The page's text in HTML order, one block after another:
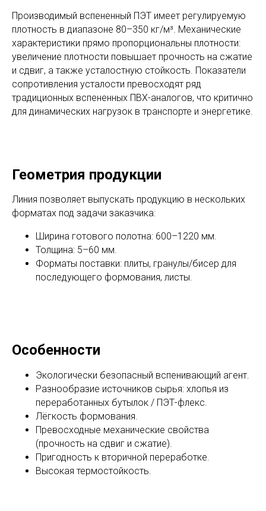
Производимый вспененный ПЭТ имеет регулируемую
плотность в диапазоне 80–350 кг/м³. Механические
характеристики прямо пропорциональны плотности:
увеличение плотности повышает прочность на сжатие
и сдвиг, а также усталостную стойкость. Показатели
сопротивления усталости превосходят ряд
традиционных вспененных ПВХ-аналогов, что критично
для динамических нагрузок в транспорте и энергетике.
Геометрия продукции
Линия позволяет выпускать продукцию в нескольких
форматах под задачи заказчика:
Ширина готового полотна: 600–1220 мм.
Толщина: 5–60 мм.
Форматы поставки: плиты, гранулы/бисер для
последующего формования, листы.
Особенности
Экологически безопасный вспенивающий агент.
Разнообразие источников сырья: хлопья из
переработанных бутылок / ПЭТ-флекс.
Лёгкость формования.
Превосходные механические свойства
(прочность на сдвиг и сжатие).
Пригодность к вторичной переработке.
Высокая термостойкость.